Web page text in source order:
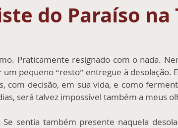
do Paraíso na
Praticamente resignado com o nada.
um pequeno “resto” entregue à
com decisão, em sua vida, e como
será talvez impossível também a meus
sentia também presente naquela